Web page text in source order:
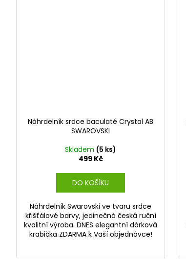
Náhrdelník srdce baculaté Crystal AB
SWAROVSKI
Skladem (5 ks)
499 Kč
DO KOŠÍKU
Náhrdelník Swarovski ve tvaru srdce
křišťálové barvy, jedinečná česká ruční
kvalitní výroba. DNES elegantní dárková
krabička ZDARMA k Vaší objednávce!